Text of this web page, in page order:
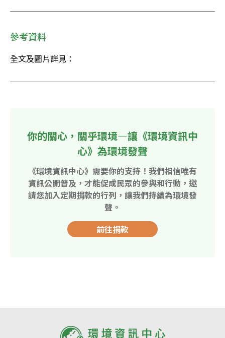
參考資料
全文及圖片詳見：
你的關心，關乎環境—讓《環境資訊中
心》為環境發聲
《環境資訊中心》需要你的支持！我們相信唯有
資訊公開普及，才能促成民眾的參與和行動，邀
請您加入定期捐款的行列，讓我們持續為環境發
聲。
前往捐款